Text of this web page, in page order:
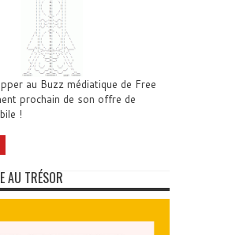
au Buzz médiatique de Free
prochain de son offre de
!
AU TRÉSOR